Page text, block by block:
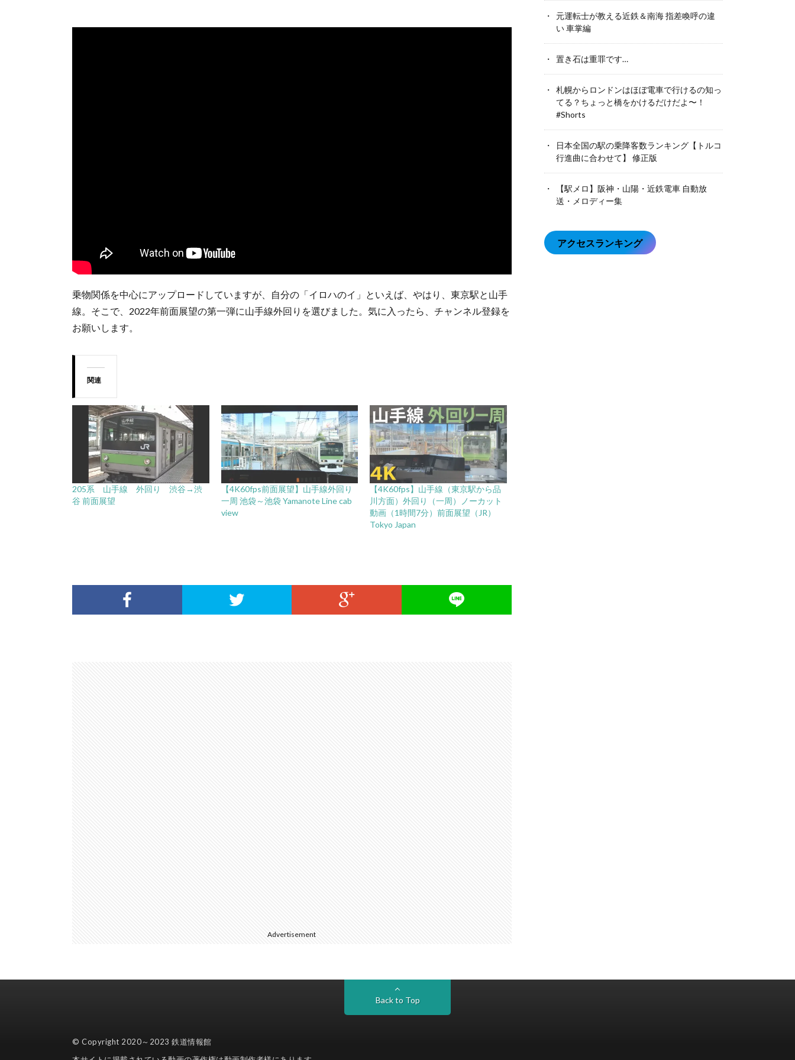
乗物関係を中心にアップロードしていますが、自分の「イロハのイ」といえば、やはり、東京駅と山手
線。そこで、2022年前面展望の第一弾に山手線外回りを選びました。気に入ったら、チャンネル登録を
お願いします。
関連
205系 山手線 外回り 渋谷→渋
谷 前面展望
【4K60fps前面展望】山手線外回り
一周 池袋～池袋 Yamanote Line cab
view
【4K60fps】山手線（東京駅から品
川方面）外回り（一周）ノーカット
動画（1時間7分）前面展望（JR）
Tokyo Japan
Advertisement
元運転士が教える近鉄＆南海 指差喚呼の違
い 車掌編
置き石は重罪です…
札幌からロンドンはほぼ電車で行けるの知っ
てる？ちょっと橋をかけるだけだよ〜！
#Shorts
日本全国の駅の乗降客数ランキング【トルコ
行進曲に合わせて】 修正版
【駅メロ】阪神・山陽・近鉄電車 自動放
送・メロディー集
アクセスランキング
Back to Top
© Copyright 2020～2023 鉄道情報館